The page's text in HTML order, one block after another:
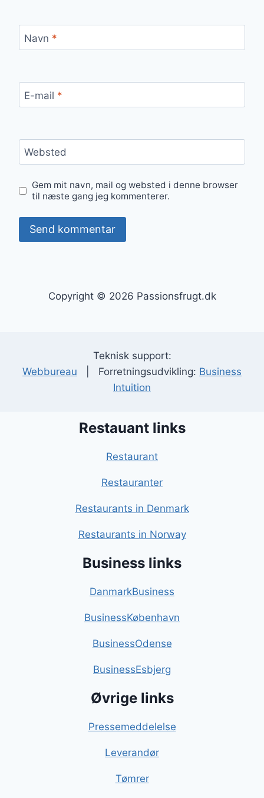
Navn *
E-mail *
Websted
Gem mit navn, mail og websted i denne browser
til næste gang jeg kommenterer.
Copyright © 2026 Passionsfrugt.dk
Teknisk support:
Webbureau | Forretningsudvikling: Business
Intuition
Restauant links
Restaurant
Restauranter
Restaurants in Denmark
Restaurants in Norway
Business links
DanmarkBusiness
BusinessKøbenhavn
BusinessOdense
BusinessEsbjerg
Øvrige links
Pressemeddelelse
Leverandør
Tømrer